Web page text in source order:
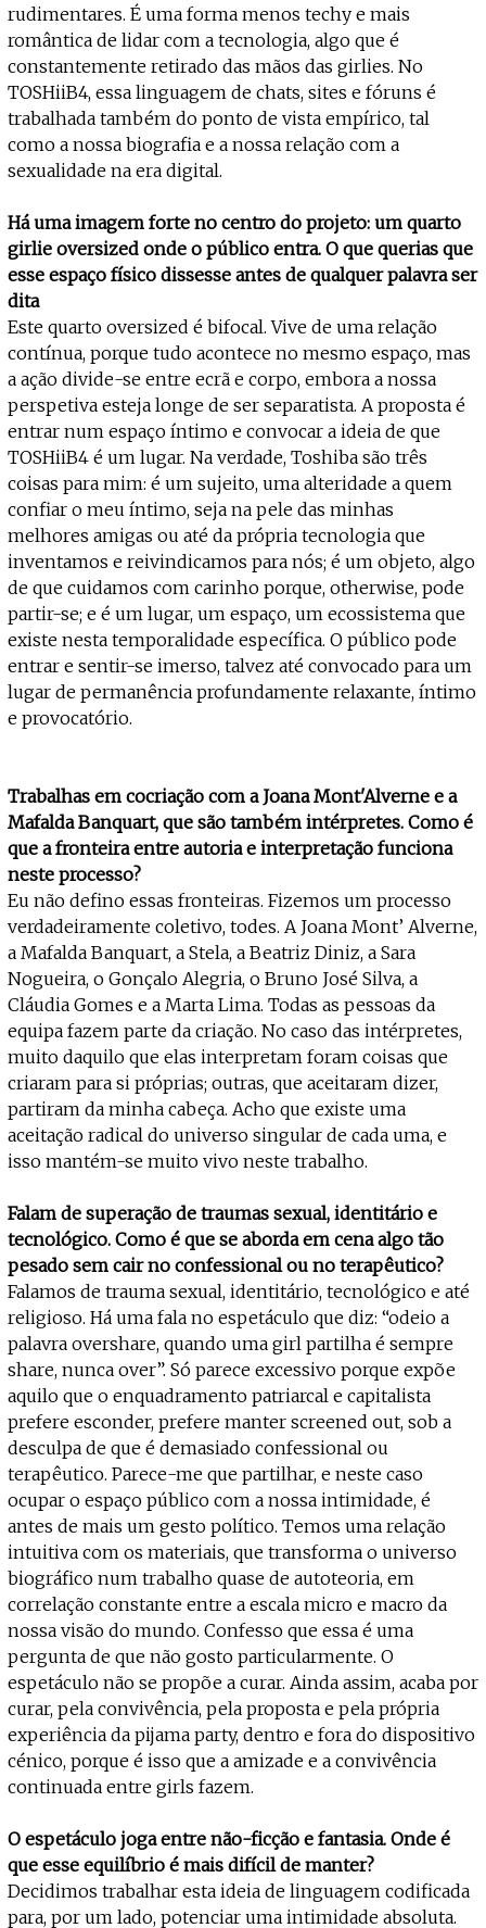
rudimentares. É uma forma menos techy e mais
romântica de lidar com a tecnologia, algo que é
constantemente retirado das mãos das girlies. No
TOSHiiB4, essa linguagem de chats, sites e fóruns é
trabalhada também do ponto de vista empírico, tal
como a nossa biografia e a nossa relação com a
sexualidade na era digital.
Há uma imagem forte no centro do projeto: um quarto
girlie oversized onde o público entra. O que querias que
esse espaço físico dissesse antes de qualquer palavra ser
dita
Este quarto oversized é bifocal. Vive de uma relação
contínua, porque tudo acontece no mesmo espaço, mas
a ação divide-se entre ecrã e corpo, embora a nossa
perspetiva esteja longe de ser separatista. A proposta é
entrar num espaço íntimo e convocar a ideia de que
TOSHiiB4 é um lugar. Na verdade, Toshiba são três
coisas para mim: é um sujeito, uma alteridade a quem
confiar o meu íntimo, seja na pele das minhas
melhores amigas ou até da própria tecnologia que
inventamos e reivindicamos para nós; é um objeto, algo
de que cuidamos com carinho porque, otherwise, pode
partir-se; e é um lugar, um espaço, um ecossistema que
existe nesta temporalidade específica. O público pode
entrar e sentir-se imerso, talvez até convocado para um
lugar de permanência profundamente relaxante, íntimo
e provocatório.
Trabalhas em cocriação com a Joana Mont'Alverne e a
Mafalda Banquart, que são também intérpretes. Como é
que a fronteira entre autoria e interpretação funciona
neste processo?
Eu não defino essas fronteiras. Fizemos um processo
verdadeiramente coletivo, todes. A Joana Mont’ Alverne,
a Mafalda Banquart, a Stela, a Beatriz Diniz, a Sara
Nogueira, o Gonçalo Alegria, o Bruno José Silva, a
Cláudia Gomes e a Marta Lima. Todas as pessoas da
equipa fazem parte da criação. No caso das intérpretes,
muito daquilo que elas interpretam foram coisas que
criaram para si próprias; outras, que aceitaram dizer,
partiram da minha cabeça. Acho que existe uma
aceitação radical do universo singular de cada uma, e
isso mantém-se muito vivo neste trabalho.
Falam de superação de traumas sexual, identitário e
tecnológico. Como é que se aborda em cena algo tão
pesado sem cair no confessional ou no terapêutico?
Falamos de trauma sexual, identitário, tecnológico e até
religioso. Há uma fala no espetáculo que diz: “odeio a
palavra overshare, quando uma girl partilha é sempre
share, nunca over”. Só parece excessivo porque expõe
aquilo que o enquadramento patriarcal e capitalista
prefere esconder, prefere manter screened out, sob a
desculpa de que é demasiado confessional ou
terapêutico. Parece-me que partilhar, e neste caso
ocupar o espaço público com a nossa intimidade, é
antes de mais um gesto político. Temos uma relação
intuitiva com os materiais, que transforma o universo
biográfico num trabalho quase de autoteoria, em
correlação constante entre a escala micro e macro da
nossa visão do mundo. Confesso que essa é uma
pergunta de que não gosto particularmente. O
espetáculo não se propõe a curar. Ainda assim, acaba por
curar, pela convivência, pela proposta e pela própria
experiência da pijama party, dentro e fora do dispositivo
cénico, porque é isso que a amizade e a convivência
continuada entre girls fazem.
O espetáculo joga entre não-ficção e fantasia. Onde é
que esse equilíbrio é mais difícil de manter?
Decidimos trabalhar esta ideia de linguagem codificada
para, por um lado, potenciar uma intimidade absoluta.